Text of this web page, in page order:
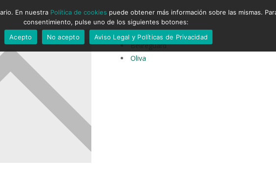
Bellreguard
Oliva
En nuestra Política de cookies puede obtener más información sobre las mismas.
consentimiento, pulse uno de los siguientes botones:
Acepto
No acepto Aviso Legal y Políticas de Privacidad